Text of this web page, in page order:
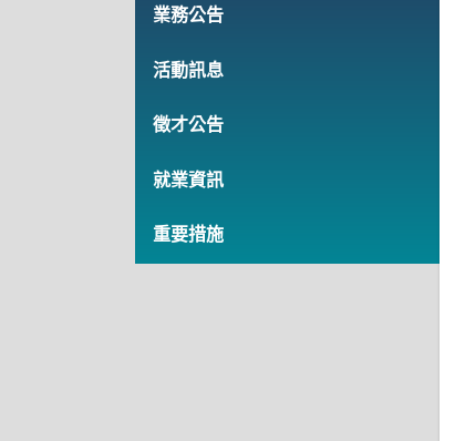
業務公告
活動訊息
徵才公告
就業資訊
重要措施